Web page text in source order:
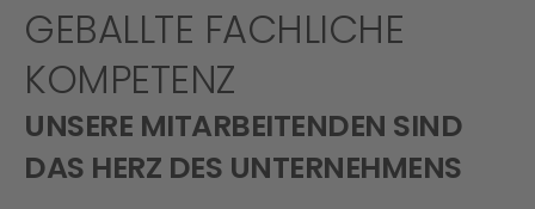
GEBALLTE FACHLICHE
KOMPETENZ
UNSERE MITARBEITENDEN SIND
DAS HERZ DES UNTERNEHMENS